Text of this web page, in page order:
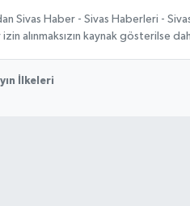
Sivas Haber - Sivas Haberleri -
alınmaksızın kaynak gösterilse
İlkeleri